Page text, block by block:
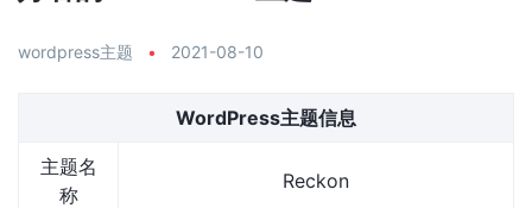
wordpress主题 • 2021-08-10
WordPress主题信息
主题名
称
Reckon